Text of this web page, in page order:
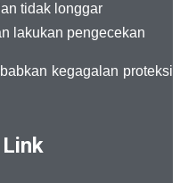
tidak longgar
lakukan pengecekan
kegagalan proteksi